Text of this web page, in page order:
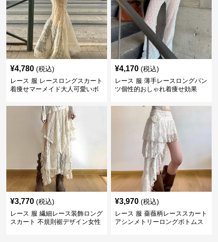
¥4,780 (税込)
レース 服 レースロングスカート
着痩せマーメイド大人可愛いボ
¥4,170 (税込)
レース 服 薄手レースロングパン
ツ個性的おしゃれ着痩せ効果
¥3,770 (税込)
レース 服 繊細レース装飾ロング
スカート 不規則裾デザイン女性
¥3,970 (税込)
レース 服 薔薇柄レーススカート
アシンメトリーロングボトムス